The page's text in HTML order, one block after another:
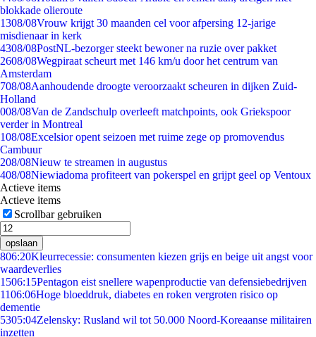
blokkade olieroute
1308/08Vrouw krijgt 30 maanden cel voor afpersing 12-jarige
misdienaar in kerk
4308/08PostNL-bezorger steekt bewoner na ruzie over pakket
2608/08Wegpiraat scheurt met 146 km/u door het centrum van
Amsterdam
708/08Aanhoudende droogte veroorzaakt scheuren in dijken Zuid-
Holland
008/08Van de Zandschulp overleeft matchpoints, ook Griekspoor
verder in Montreal
108/08Excelsior opent seizoen met ruime zege op promovendus
Cambuur
208/08Nieuw te streamen in augustus
408/08Niewiadoma profiteert van pokerspel en grijpt geel op Ventoux
Actieve items
Actieve items
Scrollbar gebruiken
opslaan
806:20Kleurrecessie: consumenten kiezen grijs en beige uit angst voor
waardeverlies
1506:15Pentagon eist snellere wapenproductie van defensiebedrijven
1106:06Hoge bloeddruk, diabetes en roken vergroten risico op
dementie
5305:04Zelensky: Rusland wil tot 50.000 Noord-Koreaanse militairen
inzetten